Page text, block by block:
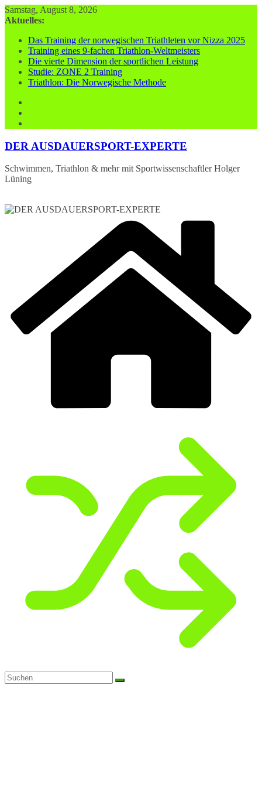
Zum
Inhalt
Samstag, August 8, 2026
Aktuelles:
Das Training der norwegischen Triathleten vor Nizza 2025
Training eines 9-fachen Triathlon-Weltmeisters
Die vierte Dimension der sportlichen Leistung
Studie: ZONE 2 Training
Triathlon: Die Norwegische Methode
DER AUSDAUERSPORT-EXPERTE
Schwimmen, Triathlon & mehr mit Sportwissenschaftler Holger
Lüning